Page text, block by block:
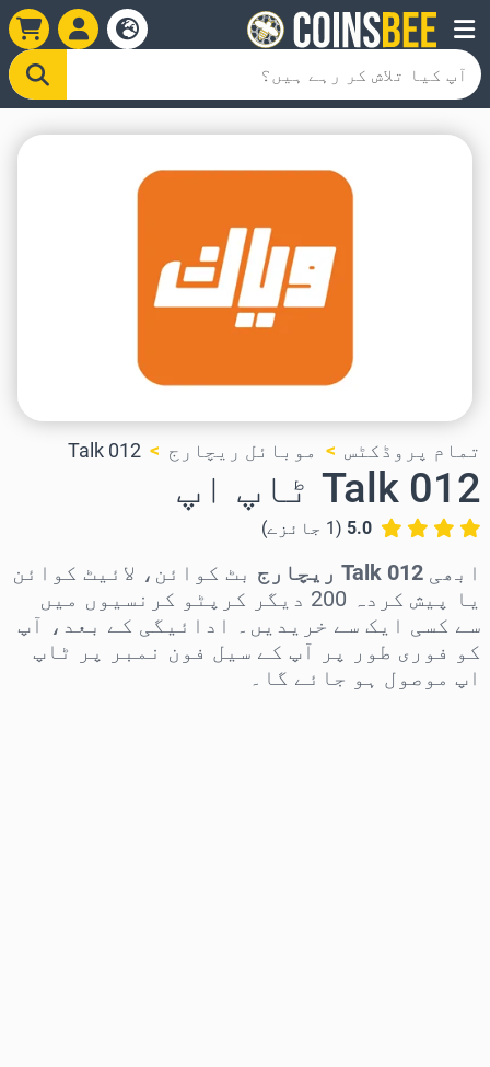
تمام پروڈکٹس موبائل ریچارج 012 Talk
012 Talk ٹاپ اپ
5.0
(
1 جائزے)
ابھی 012 Talk ریچارج
بٹ کوائن، لائیٹ کوائن
یا پیش کردہ 200 دیگر کرپٹو کرنسیوں میں
سے کسی ایک سے خریدیں۔ ادائیگی کے بعد، آپ
کو فوری طور پر آپ کے سیل فون نمبر پر ٹاپ
اپ موصول ہو جائے گا۔